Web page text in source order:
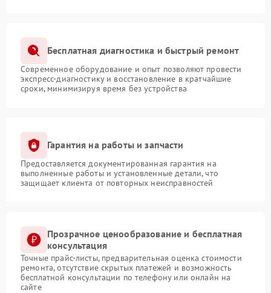
Бесплатная диагностика и быстрый ремонт
Современное оборудование и опыт позволяют провести
экспресс-диагностику и восстановление в кратчайшие
сроки, минимизируя время без устройства
Гарантия на работы и запчасти
Предоставляется документированная гарантия на
выполненные работы и установленные детали, что
защищает клиента от повторных неисправностей
Прозрачное ценообразование и бесплатная
консультация
Точные прайс-листы, предварительная оценка стоимости
ремонта, отсутствие скрытых платежей и возможность
бесплатной консультации по телефону или онлайн на
сайте